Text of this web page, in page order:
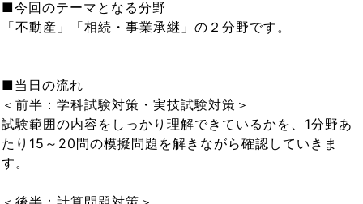
■今回のテーマとなる分野
「不動産」「相続・事業承継」の２分野です。
■当日の流れ
＜前半：学科試験対策・実技試験対策＞
試験範囲の内容をしっかり理解できているかを、1分野あ
たり15～20問の模擬問題を解きながら確認していきま
す。